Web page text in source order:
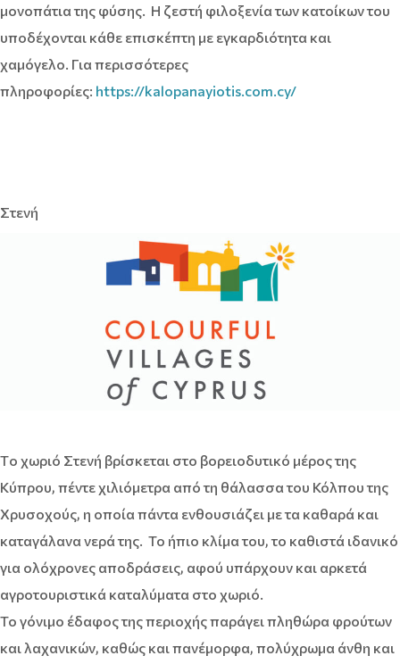
μονοπάτια της φύσης. Η ζεστή φιλοξενία των κατοίκων του
υποδέχονται κάθε επισκέπτη με εγκαρδιότητα και
χαμόγελο. Για περισσότερες
πληροφορίες: https://kalopanayiotis.com.cy/
Στενή
Tο χωριό Στενή βρίσκεται στο βορειοδυτικό μέρος της
Κύπρου, πέντε χιλιόμετρα από τη θάλασσα του Κόλπου της
Χρυσοχούς, η οποία πάντα ενθουσιάζει με τα καθαρά και
καταγάλανα νερά της. Το ήπιο κλίμα του, το καθιστά ιδανικό
για ολόχρονες αποδράσεις, αφού υπάρχουν και αρκετά
αγροτουριστικά καταλύματα στο χωριό.
Το γόνιμο έδαφος της περιοχής παράγει πληθώρα φρούτων
και λαχανικών, καθώς και πανέμορφα, πολύχρωμα άνθη και